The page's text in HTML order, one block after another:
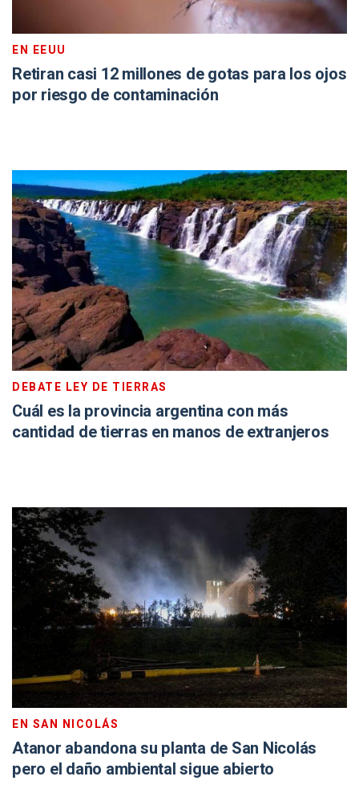
EN EEUU
Retiran casi 12 millones de gotas para los ojos
por riesgo de contaminación
DEBATE LEY DE TIERRAS
Cuál es la provincia argentina con más
cantidad de tierras en manos de extranjeros
EN SAN NICOLÁS
Atanor abandona su planta de San Nicolás
pero el daño ambiental sigue abierto